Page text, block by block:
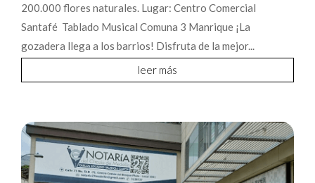
200.000 flores naturales. Lugar: Centro Comercial
Santafé Tablado Musical Comuna 3 Manrique ¡La
gozadera llega a los barrios! Disfruta de la mejor...
leer más